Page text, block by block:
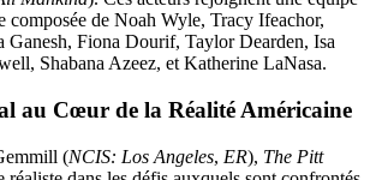
composée de Noah Wyle, Tracy Ifeachor,
Ganesh, Fiona Dourif, Taylor Dearden, Isa
Shabana Azeez, et Katherine LaNasa.
au Cœur de la Réalité Américaine
(NCIS: Los Angeles, ER), The Pitt